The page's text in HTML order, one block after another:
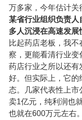
万多家，今年估计关
某省行业组织负责人
多人沉浸在高速发展
比起药店老板，我
察，更能看清行业变
药店行业之所以还有
好。但实际上，它的
态。几家代表性上
卖1亿元，纯利润也
也就在600万元左右。